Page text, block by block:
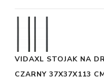
VIDAXL STOJAK NA
CZARNY 37X37X113